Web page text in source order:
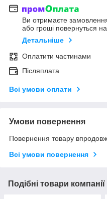
Ви отримаєте
або гроші повернуться
Детальніше
Оплатити частинами
Післяплата
Всі умови оплати
Умови повернення
Повернення товару
Всі умови повернення
Подібні товари компанії